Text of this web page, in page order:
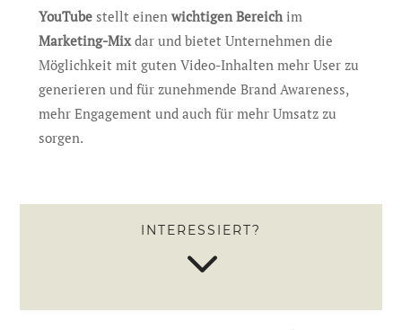
YouTubestellt einenwichtigen Bereichim
Marketing-Mixdar und bietet Unternehmen die
Möglichkeit mit guten Video-Inhalten mehr User zu
generieren und für zunehmende Brand Awareness,
mehr Engagement und auch für mehr Umsatz zu
sorgen.
INTERESSIERT?
3